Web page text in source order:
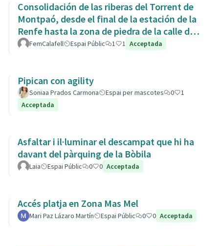
Consolidación de las riberas del Torrent de
Montpaó, desde el final de la estación de la
Renfe hasta la zona de piedra de la calle de
L’Estany.
FemCalafell Espai Públic 1 1 Acceptada
Pipican con agility
Soniaa Prados Carmona Espai per mascotes 0
1
Acceptada
Asfaltar i il·luminar el descampat que hi ha
davant del pàrquing de la Bòbila
Laia Espai Públic 0 0 Acceptada
Accés platja en Zona Mas Mel
Mari Paz Lázaro Martín Espai Públic 0 0 Acceptada